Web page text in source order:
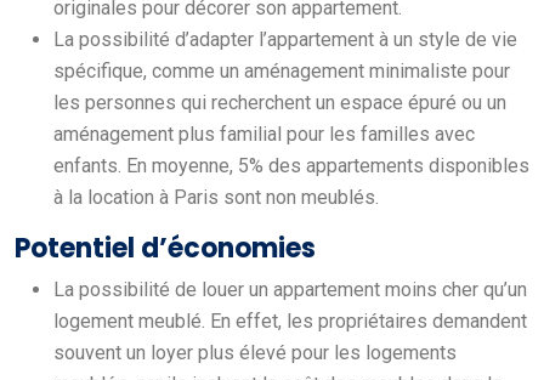
originales pour décorer son appartement.
La possibilité d’adapter l’appartement à un style de vie
spécifique, comme un aménagement minimaliste pour
les personnes qui recherchent un espace épuré ou un
aménagement plus familial pour les familles avec
enfants. En moyenne, 5% des appartements disponibles
à la location à Paris sont non meublés.
Potentiel d’économies
La possibilité de louer un appartement moins cher qu’un
logement meublé. En effet, les propriétaires demandent
souvent un loyer plus élevé pour les logements